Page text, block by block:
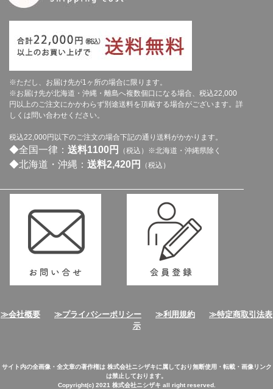
※ただし、お届け先が1ヶ所の場合に限ります。
※お届け先が北海道・沖縄・離島へ複数個口になる場合、税込22,000
円以上のご注文にかかわらず別途送料を頂戴する場合がございます。詳
しくは問い合わせください。
税込22,000円以下のご注文の場合下記の通り送料がかかります。
◆全国一律： 送料1100円 （税込）※北海道・沖縄県除く
◆北海道・沖縄： 送料2,420円 （税込）
≫会社概要 ≫プライバシーポリシー ≫利用規約
≫特定商取引法表
示
サイト内の全画像・全文章の著作権は 株式会社ニシザキに属しており無断使用・転載・画像リンク
は禁止しております。
Copyright(c) 2021 株式会社ニシザキ all right reserved.